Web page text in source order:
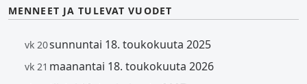
MENNEET JA TULEVAT VUODET
vk 20sunnuntai 18. toukokuuta 2025
vk 21 maanantai 18. toukokuuta 2026